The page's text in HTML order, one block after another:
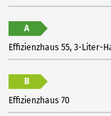
A
Effizienzhaus 55, 3-Liter-
B
Effizienzhaus 70